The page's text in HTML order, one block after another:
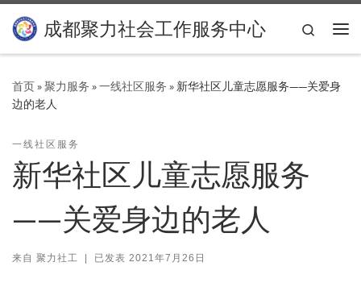
Skip to content
成都聚力社会工作服务中心
Search
首页»聚力服务 »一线社区服务 » 新华社区儿童志愿服务——关爱身
边的老人
一线社区服务
新华社区儿童志愿服务
——关爱身边的老人
来自 聚力社工 | 已发表 2021年7月26日